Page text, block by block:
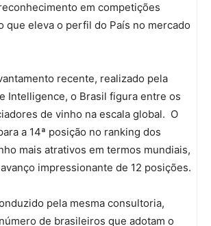
em competições
que eleva o perfil do País no mercado
recente, realizado pela
Intelligence, o Brasil figura entre os
de vinho na escala global. O
a 14ª posição no ranking dos
mais atrativos em termos mundiais,
impressionante de 12 posições.
pela mesma consultoria,
de brasileiros que adotam o